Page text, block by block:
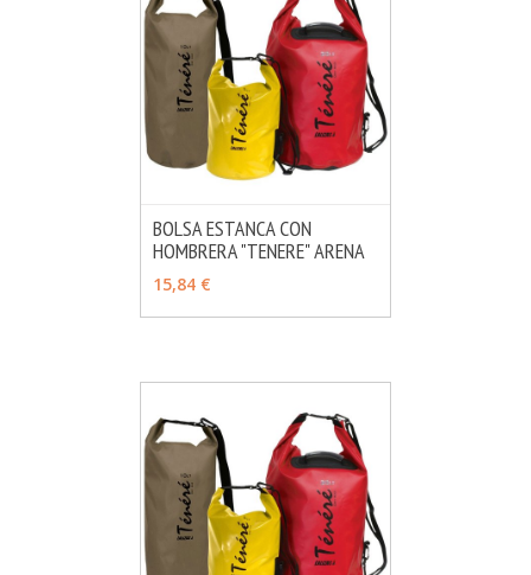
VER OPCIONES MÁS INFO
BOLSA ESTANCA CON
HOMBRERA "TENERE" ARENA
15,84 €